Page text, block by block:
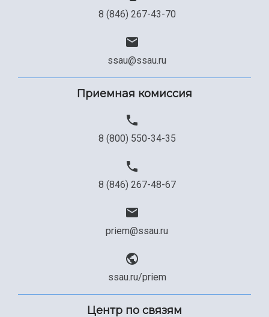
8 (846) 267-43-70
ssau@ssau.ru
Приемная комиссия
8 (800) 550-34-35
8 (846) 267-48-67
priem@ssau.ru
ssau.ru/priem
Центр по связям